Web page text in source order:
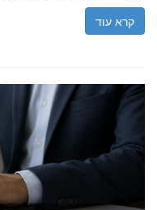
קרא עוד